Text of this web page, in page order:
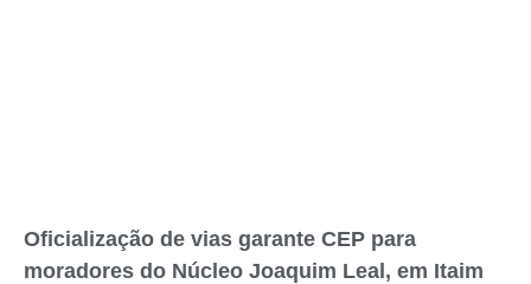
Oficialização de vias garante CEP para
moradores do Núcleo Joaquim Leal, em Itaim